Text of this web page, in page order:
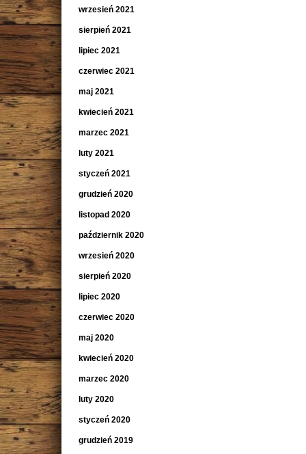
wrzesień 2021
sierpień 2021
lipiec 2021
czerwiec 2021
maj 2021
kwiecień 2021
marzec 2021
luty 2021
styczeń 2021
grudzień 2020
listopad 2020
październik 2020
wrzesień 2020
sierpień 2020
lipiec 2020
czerwiec 2020
maj 2020
kwiecień 2020
marzec 2020
luty 2020
styczeń 2020
grudzień 2019